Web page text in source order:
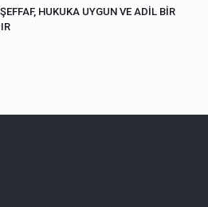
HUKUKA UYGUN VE ADİL BİR